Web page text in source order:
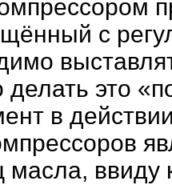
с
делать это
в
масла,